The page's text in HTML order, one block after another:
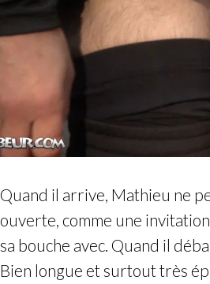
Quand il arrive, Mathieu ne
ouverte, comme une
sa bouche avec. Quand il
Bien longue et surtout très